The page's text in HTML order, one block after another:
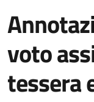
voto
tessera